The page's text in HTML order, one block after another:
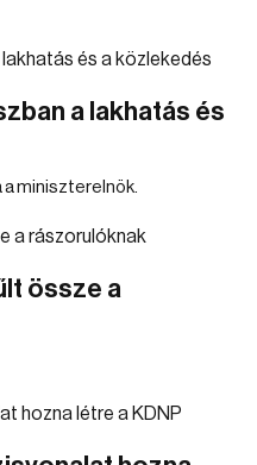
a lakhatás és
miniszterelnök.
össze a